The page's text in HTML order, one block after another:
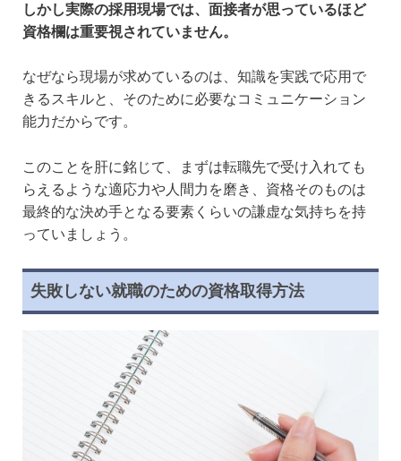
しかし実際の採用現場では、面接者が思っているほど
資格欄は重要視されていません。
なぜなら現場が求めているのは、知識を実践で応用で
きるスキルと、そのために必要なコミュニケーション
能力だからです。
このことを肝に銘じて、まずは転職先で受け入れても
らえるような適応力や人間力を磨き、資格そのものは
最終的な決め手となる要素くらいの謙虚な気持ちを持
っていましょう。
失敗しない就職のための資格取得方法